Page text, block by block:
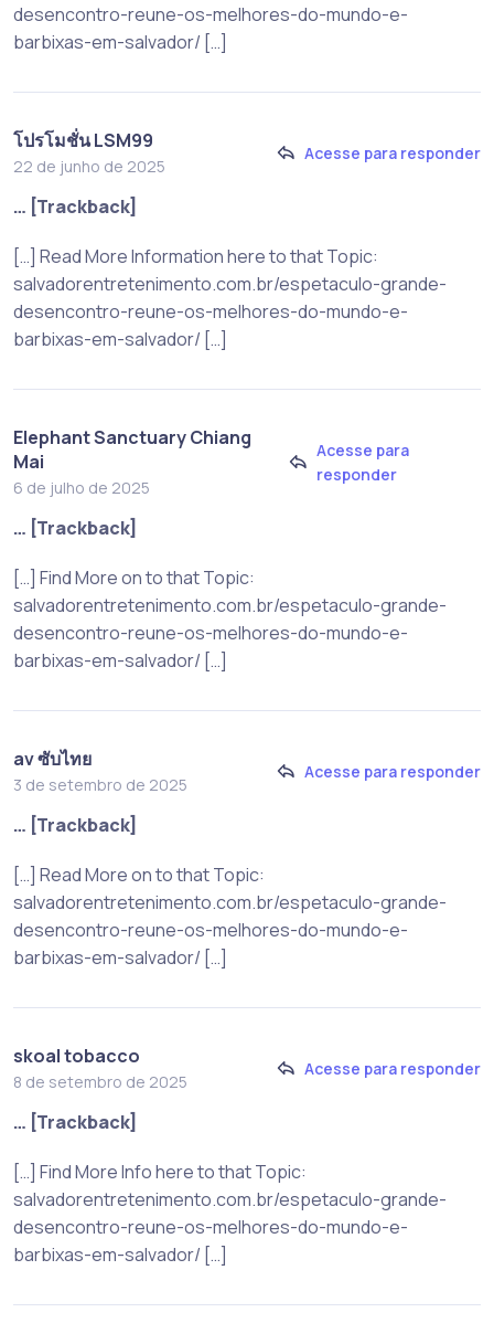
desencontro-reune-os-melhores-do-mundo-e-
barbixas-em-salvador/ […]
โปรโมชั่น LSM99
22 de junho de 2025
Acesse para responder
… [Trackback]
[…] Read More Information here to that Topic:
salvadorentretenimento.com.br/espetaculo-grande-
desencontro-reune-os-melhores-do-mundo-e-
barbixas-em-salvador/ […]
Elephant Sanctuary Chiang
Mai
6 de julho de 2025
Acesse para
responder
… [Trackback]
[…] Find More on to that Topic:
salvadorentretenimento.com.br/espetaculo-grande-
desencontro-reune-os-melhores-do-mundo-e-
barbixas-em-salvador/ […]
av ซับไทย
3 de setembro de 2025
Acesse para responder
… [Trackback]
[…] Read More on to that Topic:
salvadorentretenimento.com.br/espetaculo-grande-
desencontro-reune-os-melhores-do-mundo-e-
barbixas-em-salvador/ […]
skoal tobacco
8 de setembro de 2025
Acesse para responder
… [Trackback]
[…] Find More Info here to that Topic:
salvadorentretenimento.com.br/espetaculo-grande-
desencontro-reune-os-melhores-do-mundo-e-
barbixas-em-salvador/ […]